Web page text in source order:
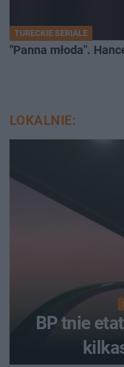
TURECKIE SERIALE
"Panna młoda".
LOKALNIE:
BP tnie